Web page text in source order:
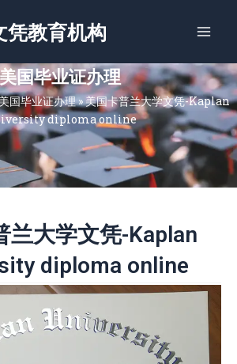
凭教育机构
美国毕业证办理
国毕业证办理»美国卡普兰大学文凭-Kaplan
diploma online
兰大学文凭-Kaplan
diploma online